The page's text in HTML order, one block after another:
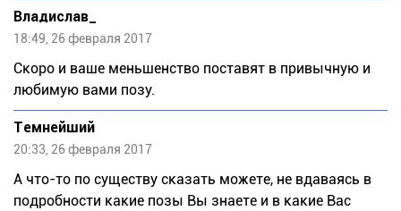
Влaдислав_
18:49, 26 февраля 2017
Скоро и ваше меньшенство поставят в привычную и
любимую вами позу.
Темнейший
20:33, 26 февраля 2017
А что-то по существу сказать можете, не вдаваясь в
подробности какие позы Вы знаете и в какие Вас